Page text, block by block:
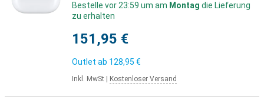
Bestelle vor 23:59 um am Montag die Lieferung
zu erhalten
151,95 €
Outlet ab 128,95 €
Inkl. MwSt Kostenloser Versand